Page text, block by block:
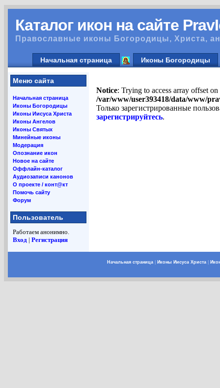
Каталог икон на сайте
Православные иконы Богородицы, Христа,
Начальная страница Иконы Богородицы
Меню сайта
Начальная страница
Иконы Богородицы
Иконы Иисуса Христа
Иконы Ангелов
Иконы Святых
Минейные иконы
Модерация
Опознание икон
Новое на сайте
Оффлайн-каталог
Аудиозаписи канонов
О проекте / конт@кт
Помочь сайту
Форум
Пользователь
Работаем анонимно.
Вход | Регистрация
Notice: Trying to access array offset
/var/www/user393418/data/www/
Только зарегистрированные
зарегистрируйтесь.
Начальная страница| Иконы Иисуса Христа|